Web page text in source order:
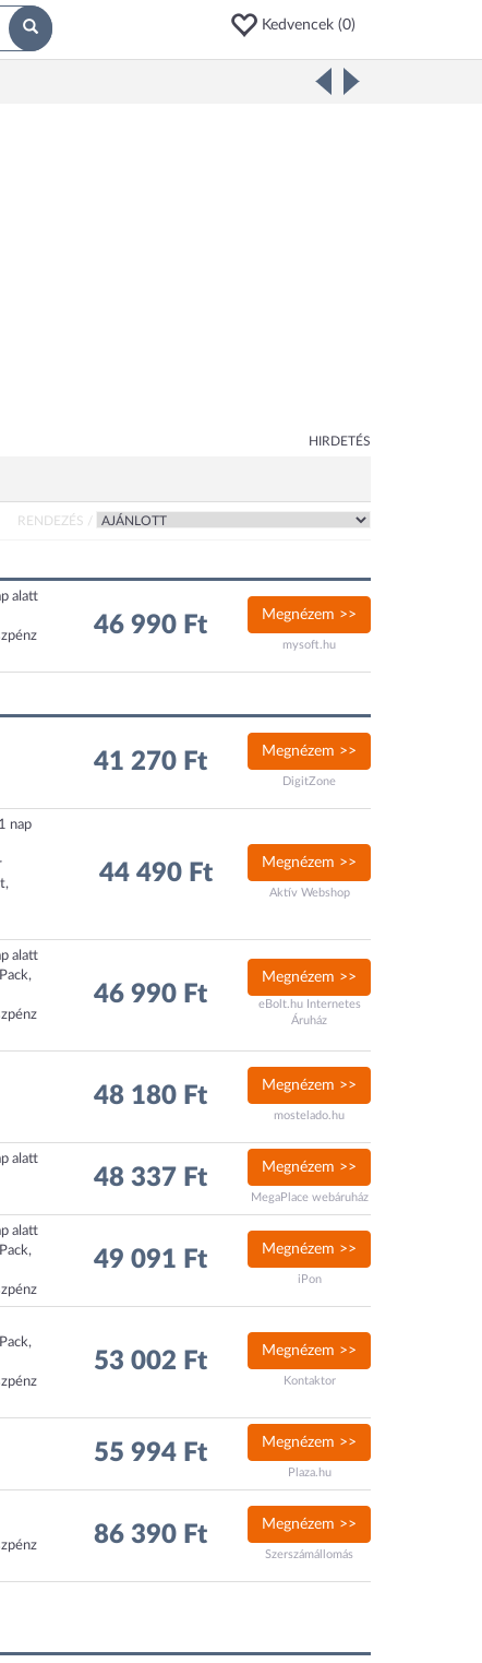
Kedvencek (0)
HIRDETÉS
RENDEZÉS /
alatt
46 990 Ft Megnézem >>
mysoft.hu
41 270 Ft Megnézem >>
DigitZone
nap
44 490 Ft Megnézem >>
Aktív Webshop
alatt
46 990 Ft
Megnézem >>
eBolt.hu Internetes
Áruház
48 180 Ft Megnézem >>
mostelado.hu
alatt
48 337 Ft Megnézem >>
MegaPlace webáruház
alatt
49 091 Ft Megnézem >>
iPon
53 002 Ft Megnézem >>
Kontaktor
55 994 Ft Megnézem >>
Plaza.hu
86 390 Ft Megnézem >>
Szerszámállomás